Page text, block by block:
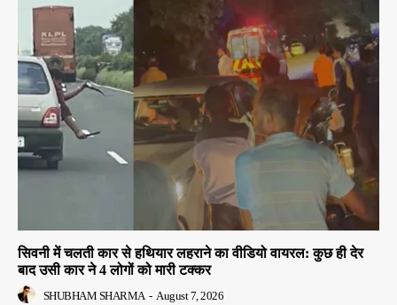
सिवनी में चलती कार से हथियार लहराने का वीडियो वायरल: कुछ ही देर
बाद उसी कार ने 4 लोगों को मारी टक्कर
SHUBHAM SHARMA - August 7, 2026